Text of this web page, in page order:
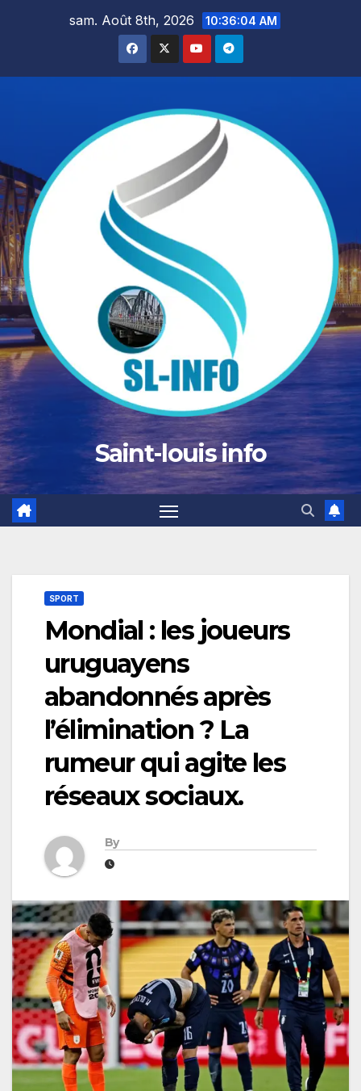
sam. Août 8th, 2026 10:36:05 AM
Saint-louis info
SPORT
Mondial : les joueurs
uruguayens
abandonnés après
l’élimination ? La
rumeur qui agite les
réseaux sociaux.
By